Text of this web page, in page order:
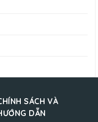
SÁCH VÀ
DẪN